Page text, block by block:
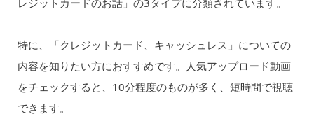
特に、「クレジットカード、キャッシュレス」についての
内容を知りたい方におすすめです。人気アップロード動画
をチェックすると、10分程度のものが多く、短時間で視聴
できます。